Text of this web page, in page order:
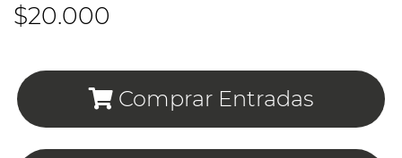
$20.000
Comprar Entradas